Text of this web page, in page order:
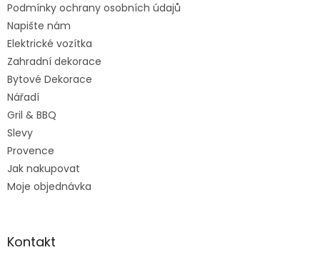
Podmínky ochrany osobních údajů
Napište nám
Elektrické vozítka
Zahradní dekorace
Bytové Dekorace
Nářadí
Gril & BBQ
Slevy
Provence
Jak nakupovat
Moje objednávka
Kontakt